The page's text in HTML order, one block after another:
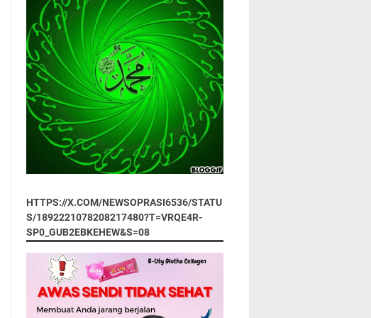
HTTPS://X.COM/NEWSOPRASI6536/STATU
S/1892221078208217480?T=VRQE4R-
SP0_GUB2EBKEHEW&S=08